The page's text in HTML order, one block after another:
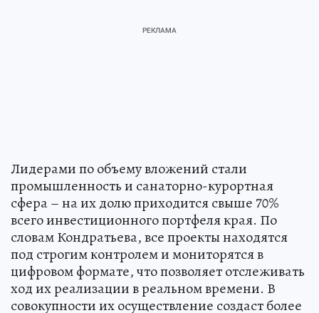
Лидерами по объему вложений стали
промышленность и санаторно-курортная
сфера – на их долю приходится свыше 70%
всего инвестиционного портфеля края. По
словам Кондратьева, все проекты находятся
под строгим контролем и мониторятся в
цифровом формате, что позволяет отслеживать